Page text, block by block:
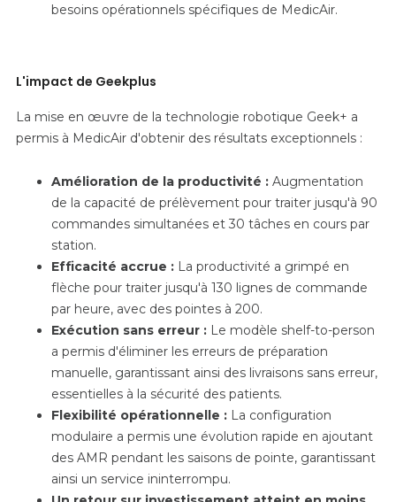
besoins opérationnels spécifiques de MedicAir.
L'impact de Geekplus
La mise en œuvre de la technologie robotique Geek+ a
permis à MedicAir d'obtenir des résultats exceptionnels :
Amélioration de la productivité : Augmentation
de la capacité de prélèvement pour traiter jusqu'à 90
commandes simultanées et 30 tâches en cours par
station.
Efficacité accrue : La productivité a grimpé en
flèche pour traiter jusqu'à 130 lignes de commande
par heure, avec des pointes à 200.
Exécution sans erreur : Le modèle shelf-to-person
a permis d'éliminer les erreurs de préparation
manuelle, garantissant ainsi des livraisons sans erreur,
essentielles à la sécurité des patients.
Flexibilité opérationnelle : La configuration
modulaire a permis une évolution rapide en ajoutant
des AMR pendant les saisons de pointe, garantissant
ainsi un service ininterrompu.